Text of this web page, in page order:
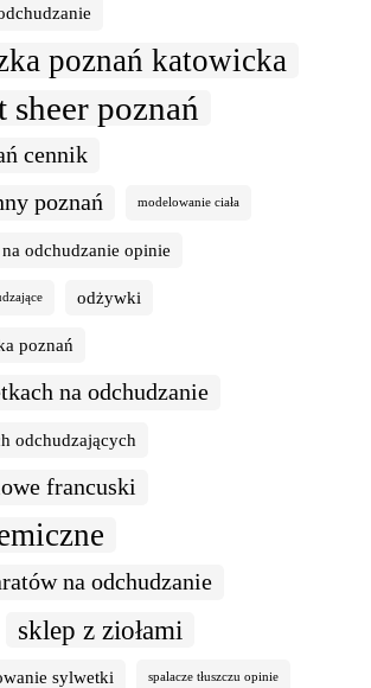
poznań katowicka
sheer poznań
cennik
poznań
modelowanie ciała
odchudzanie opinie
odżywki
poznań
na odchudzanie
odchudzających
francuski
na odchudzanie
sklep z ziołami
sylwetki spalacze tłuszczu opinie